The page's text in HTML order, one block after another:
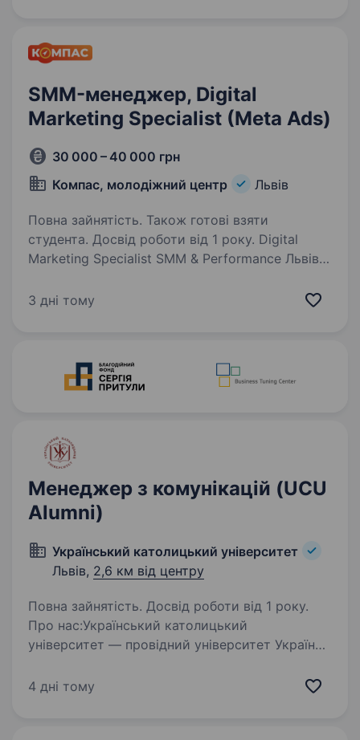
SMM-менеджер, Digital
Marketing Specialist (Meta Ads)
30 000 – 40 000 грн
Компас, молодіжний центр
Львів
Повна зайнятість. Також готові взяти
студента. Досвід роботи від 1 року. Digital
Marketing Specialist SMM & Performance Львів |
Шукаємо маркетолога, який любить не лише
3 дні тому
Менеджер з комунікацій (UCU
Alumni)
Український католицький університет
Львів, 2,6 км від центру
Повна зайнятість. Досвід роботи від 1 року.
Про нас:Український католицький
університет — провідний університет України.
поєднуючи сучасну освіту з етичними
4 дні тому